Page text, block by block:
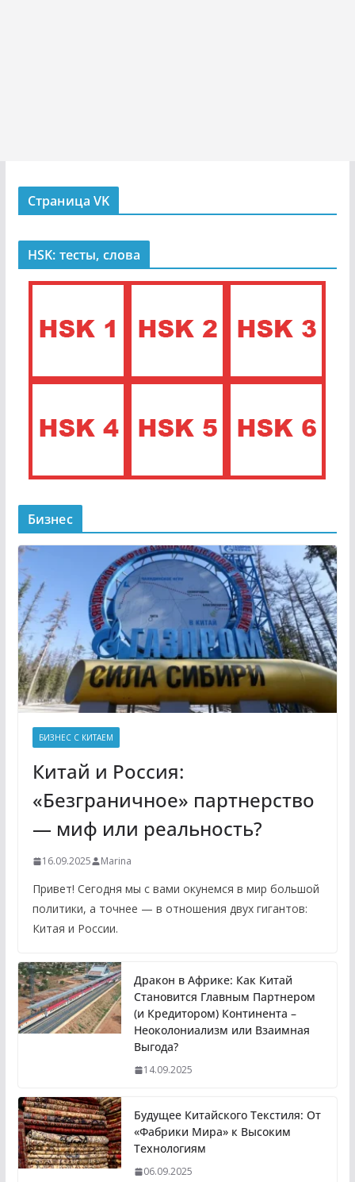
Страница VK
HSK: тесты, слова
Бизнес
БИЗНЕС С КИТАЕМ
Китай и Россия:
«Безграничное» партнерство
— миф или реальность?
16.09.2025 Marina
Привет! Сегодня мы с вами окунемся в мир большой
политики, а точнее — в отношения двух гигантов:
Китая и России.
Дракон в Африке: Как Китай
Становится Главным Партнером
(и Кредитором) Континента –
Неоколониализм или Взаимная
Выгода?
14.09.2025
Будущее Китайского Текстиля: От
«Фабрики Мира» к Высоким
Технологиям
06.09.2025